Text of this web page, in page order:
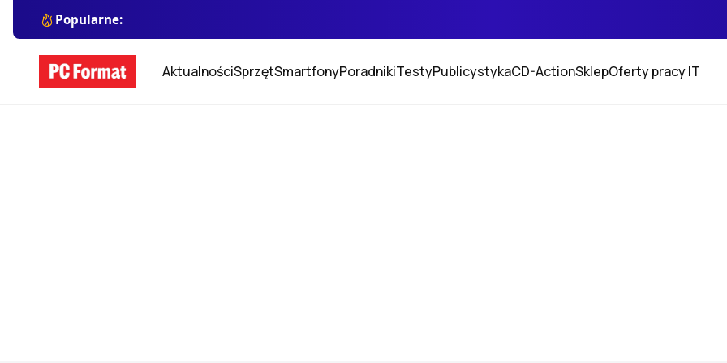
Popularne:
AktualnościSprzętSmartfonyPoradnikiTestyPublicystykaCD-ActionSklepOferty pracy IT